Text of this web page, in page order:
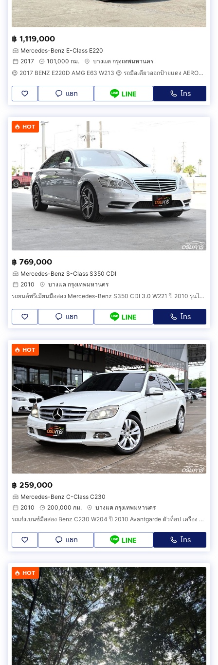
฿ 1,119,000
Mercedes-Benz E-Class E220
2017
101,000 กม.
บางแค กรุงเทพมหานคร
😍 2017 BENZ E220D AMG E63 W213 😍 รถมือเดียวออกป้ายแดง AEROPART AMG E63 รอบคัน รถวิ่งน้อย ไม่เคยมีอุบัติเหตุครับ
แชท LINE โทร
HOT
฿ 769,000
Mercedes-Benz S-Class S350 CDI
2010
บางแค กรุงเทพมหานคร
รถยนต์พรีเมียมมือสอง Mercedes-Benz S350 CDI 3.0 W221 ปี 2010 รุ่นไมเนอร์เชนจ์ ชุดแต่ง AMG แท้ สภาพสีเดิมโรงงานทั้งคัน (รหัสสินค้า IDDA)
แชท LINE โทร
HOT
฿ 259,000
Mercedes-Benz C-Class C230
2010
200,000 กม.
บางแค กรุงเทพมหานคร
รถเก๋งเบนซ์มือสอง Benz C230 W204 ปี 2010 Avantgarde ตัวท็อป เครื่อง 2.5 แรง คุ้มค่าที่สุดในราคาไม่ถึงสามแสน (รหัสสินค้า DGGD)
แชท LINE โทร
HOT